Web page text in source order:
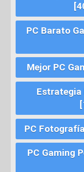
PC Barato
Mejor PC
Estrategia
PC
PC Gaming